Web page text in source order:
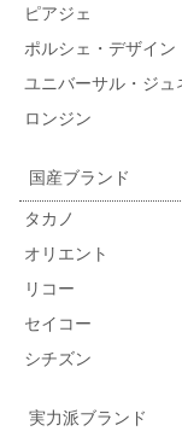
ピアジェ
ポルシェ・デザイン
ユニバーサル・ジュ
ロンジン
国産ブランド
タカノ
オリエント
リコー
セイコー
シチズン
実力派ブランド